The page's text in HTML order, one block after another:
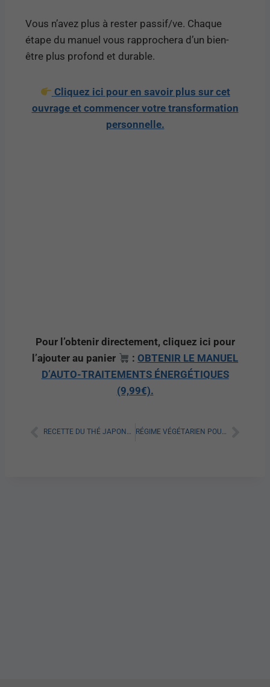
Vous n’avez plus à rester passif/ve. Chaque
étape du manuel vous rapprochera d’un bien-
être plus profond et durable.
Cliquez ici pour en savoir plus sur cet
ouvrage et commencer votre transformation
personnelle.
Pour l’obtenir directement, cliquez ici pour
l’ajouter au panier
: OBTENIR LE MANUEL
D’AUTO-TRAITEMENTS ÉNERGÉTIQUES
(9,99€).
RECETTE DU THÉ JAPONAIS QUI FAIT MAIGRIR : TOUT SAVOIR RÉGIME VÉGÉTARIEN POUR MAIGRIR : TOUT SAVOIR